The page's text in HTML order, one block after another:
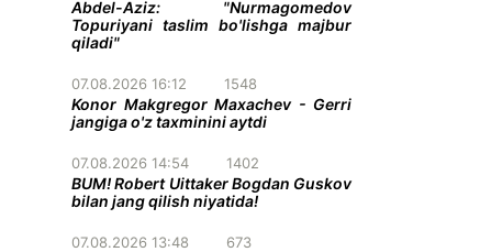
Abdel-Aziz: "Nurmagomedov
Topuriyani taslim bo'lishga majbur
qiladi"
07.08.2026 16:12 1548
Konor Makgregor Maxachev - Gerri
jangiga o'z taxminini aytdi
07.08.2026 14:54 1402
BUM! Robert Uittaker Bogdan Guskov
bilan jang qilish niyatida!
07.08.2026 13:48 673